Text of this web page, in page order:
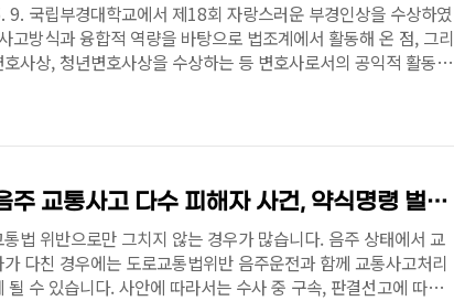
국립부경대학교에서 제18회 자랑스러운 부경인상을 수상하였
고방식과 융합적 역량을 바탕으로 법조계에서 활동해 온 점, 그리
사상, 청년변호사상을 수상하는 등 변호사로서의 공익적 활동과
별한 의미가 있었습니다.
)와 국립부경대학교총동창회(회장 박세호)는 지난 9일 실내체육
[성공사례/형사] 음주 교통사고 다수 피해자 사건, 약식명령 벌금형으로 종결 (부산지방법원 2026고약501XX 교통사고처리특례법위반(치상), 도로교통법(음주운전)
법 위반으로만 그치지 않는 경우가 많습니다. 음주 상태에서 교
다친 경우에는 도로교통법위반 음주운전과 함께 교통사고처리
될 수 있습니다. 사안에 따라서는 수사 중 구속, 판결선고에 따라